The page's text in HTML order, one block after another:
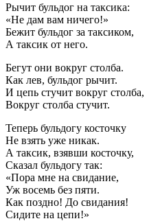
Рычит бульдог на таксика:
«Не дам вам ничего!»
Бежит бульдог за таксиком,
А таксик от него.
Бегут они вокруг столба.
Как лев, бульдог рычит.
И цепь стучит вокруг столба,
Вокруг столба стучит.
Теперь бульдогу косточку
Не взять уже никак.
А таксик, взявши косточку,
Сказал бульдогу так:
«Пора мне на свидание,
Уж восемь без пяти.
Как поздно! До свидания!
Сидите на цепи!»